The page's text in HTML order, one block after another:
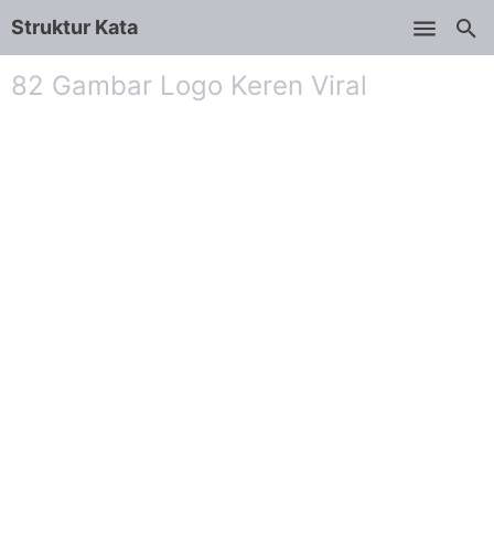
Struktur Kata
82 Gambar Logo Keren Viral